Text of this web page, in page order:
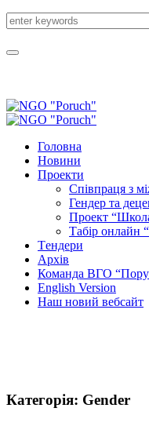
Головна
Новини
Проекти
Співпраця з
Гендер та
Проект
Табір онлайн
Tендери
Архів
Команда ВГО
English Version
Наш новий вебсайт
Категорія: Gender